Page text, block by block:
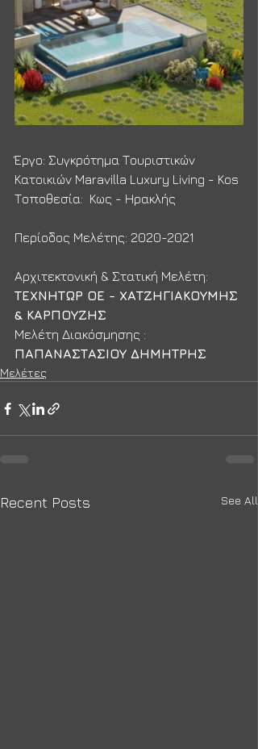
Έργο: Συγκρότημα Τουριστικών
Κατοικιών Maravilla Luxury Living - Kos
Τοποθεσία:  Κως - Ηρακλής
Περίοδος Μελέτης: 2020-2021
Αρχιτεκτονική & Στατική Μελέτη:
ΤΕΧΝΗΤΩΡ ΟΕ - ΧΑΤΖΗΓΙΑΚΟΥΜΗΣ
& ΚΑΡΠΟΥΖΗΣ
Μελέτη Διακόσμησης :
ΠΑΠΑΝΑΣΤΑΣΙΟΥ ΔΗΜΗΤΡΗΣ
Μελέτες
Recent Posts See All